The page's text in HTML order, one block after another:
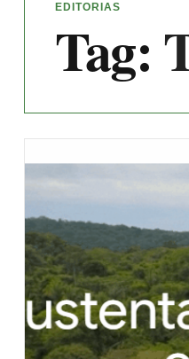
EDITORIAS
Tag: